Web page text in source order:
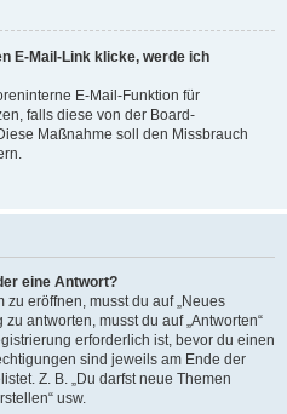
E-Mail-Link klicke, werde ich
E-Mail-Funktion für
falls diese von der Board-
Maßnahme soll den Missbrauch
eine Antwort?
eröffnen, musst du auf „Neues
antworten, musst du auf „Antworten“
erforderlich ist, bevor du einen
sind jeweils am Ende der
Z. B. „Du darfst neue Themen
usw.